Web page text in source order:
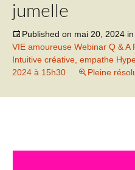
jumelle
Published on mai 20, 2024 in
VIE amoureuse Webinar Q & A
Intuitive créative, empathe
2024 à 15h30
Pleine